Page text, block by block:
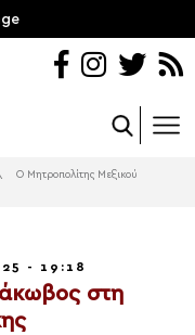
Ο Μητροπολίτης Μεξικού
- 19:18
στη